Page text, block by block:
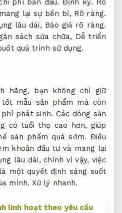
phí ban đầu. Định kỳ. Rõ
lại sự bền bỉ, Rõ ràng.
lâu dài, Báo giá rõ ràng.
sách sửa chữa, Dễ triển
quá trình sử dụng.
hãng, bạn không chỉ giữ
mẫu sản phẩm mà còn
phát sinh. Các dòng sản
có tuổi thọ cao hơn, giúp
sản phẩm quá sớm. Điều
khoản đầu tư và mang lại
lâu dài, chính vì vậy, việc
một quyết định sáng suốt
mình. Xử lý nhanh.
linh hoạt theo yêu cầu